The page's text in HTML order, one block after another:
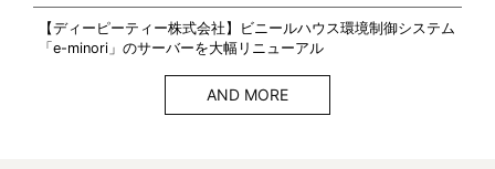
【ディーピーティー株式会社】ビニールハウス環境制御システム
「e-minori」のサーバーを大幅リニューアル
AND MORE